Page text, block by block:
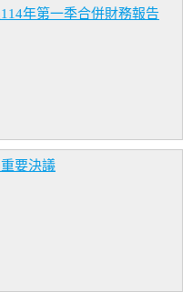
年第一季合併財務報告
要決議